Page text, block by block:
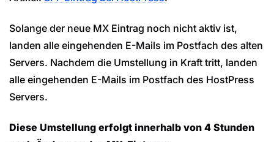
Solange der neue MX Eintrag noch nicht aktiv ist,
landen alle eingehenden E-Mails im Postfach des alten
Servers. Nachdem die Umstellung in Kraft tritt, landen
alle eingehenden E-Mails im Postfach des HostPress
Servers.
Diese Umstellung erfolgt innerhalb von 4 Stunden